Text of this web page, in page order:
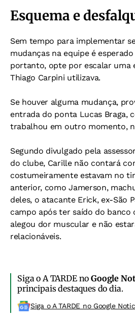
Esquema e
Sem tempo para implementar
mudanças na equipe é
portanto, opte por escalar uma
Thiago Carpini utilizava.
Se houver alguma mudança,
entrada do ponta Lucas Braga,
trabalhou em outro momento,
Segundo divulgado pela
do clube, Carille não contará
costumeiramente estavam no
anterior, como Jamerson,
deles, o atacante Erick, ex-São
campo após ter saído do banco
alegou dor muscular e não
relacionáveis.
Siga o A TARDE noGoogle
principais destaques do dia.
Siga o A TARDE no Google